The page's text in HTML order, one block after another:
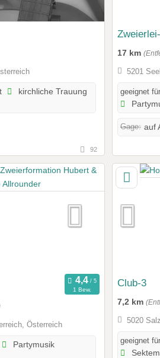
kirchliche Trauung
92
17 km
5201
geeignet
Gage: auf
1 Bew.
Österreich
Partymusik
Club-3
7,2 km
5020
geeignet